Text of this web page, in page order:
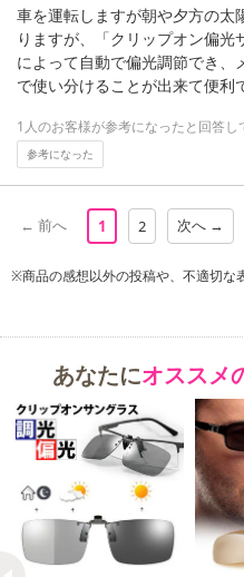
車を運転しますが朝や夕方の太
りますが、「クリップオン偏
によって自動で偏光調節でき、
で使い分けることが出来て便利
1人のお客様が参考になったと回答し
参考になった
← 前へ 1 2 次へ →
※商品の感想以外の投稿や、不適切な
あなたにオススメ